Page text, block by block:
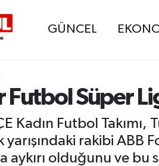
GÜNCEL
Futbol Süper
Kadın Futbol
yarışındaki rakibi ABB
aykırı olduğunu ve
Fikstür